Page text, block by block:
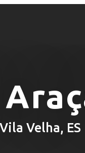
Velha, ES